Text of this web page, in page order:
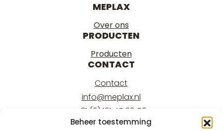
Beheer toestemming
MEPLAX
Over ons
PRODUCTEN
Producten
CONTACT
Contact
info@meplax.nl
+31 (0) 161 45 29 50
Kantoor/office: